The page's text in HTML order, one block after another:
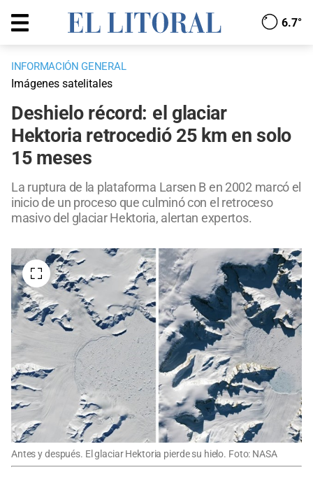
6.7°
INFORMACIÓN GENERAL
Imágenes satelitales
Deshielo récord: el glaciar
Hektoria retrocedió 25 km en solo
15 meses
La ruptura de la plataforma Larsen B en 2002 marcó el
inicio de un proceso que culminó con el retroceso
masivo del glaciar Hektoria, alertan expertos.
Antes y después. El glaciar Hektoria pierde su hielo. Foto: NASA